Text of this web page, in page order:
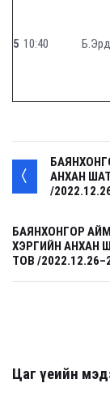
5 10:40
АНХАН
/
БАЯНХОНГОР
ХЭРГИЙН АНХАН
ТОВ /
Цаг үеийн